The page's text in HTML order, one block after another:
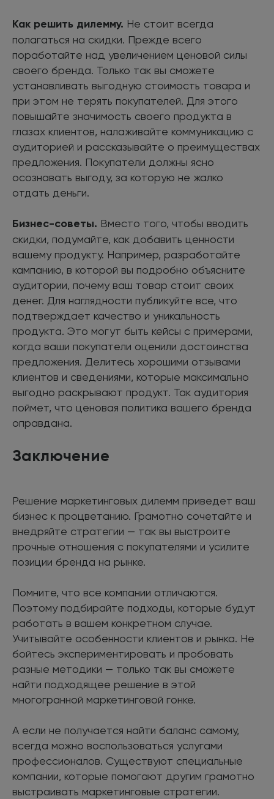
Как решить дилемму. Не стоит всегда
полагаться на скидки. Прежде всего
поработайте над увеличением ценовой силы
своего бренда. Только так вы сможете
устанавливать выгодную стоимость товара и
при этом не терять покупателей. Для этого
повышайте значимость своего продукта в
глазах клиентов, налаживайте коммуникацию с
аудиторией и рассказывайте о преимуществах
предложения. Покупатели должны ясно
осознавать выгоду, за которую не жалко
отдать деньги.
Бизнес-советы. Вместо того, чтобы вводить
скидки, подумайте, как добавить ценности
вашему продукту. Например, разработайте
кампанию, в которой вы подробно объясните
аудитории, почему ваш товар стоит своих
денег. Для наглядности публикуйте все, что
подтверждает качество и уникальность
продукта. Это могут быть кейсы с примерами,
когда ваши покупатели оценили достоинства
предложения. Делитесь хорошими отзывами
клиентов и сведениями, которые максимально
выгодно раскрывают продукт. Так аудитория
поймет, что ценовая политика вашего бренда
оправдана.
Заключение
Решение маркетинговых дилемм приведет ваш
бизнес к процветанию. Грамотно сочетайте и
внедряйте стратегии — так вы выстроите
прочные отношения с покупателями и усилите
позиции бренда на рынке.
Помните, что все компании отличаются.
Поэтому подбирайте подходы, которые будут
работать в вашем конкретном случае.
Учитывайте особенности клиентов и рынка. Не
бойтесь экспериментировать и пробовать
разные методики — только так вы сможете
найти подходящее решение в этой
многогранной маркетинговой гонке.
А если не получается найти баланс самому,
всегда можно воспользоваться услугами
профессионалов. Существуют специальные
компании, которые помогают другим грамотно
выстраивать маркетинговые стратегии.